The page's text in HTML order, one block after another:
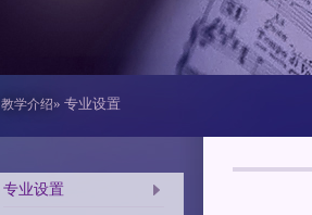
教学介绍» 专业设置
专业设置